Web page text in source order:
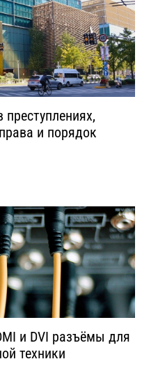
и порядок
и DVI разъёмы для
техники